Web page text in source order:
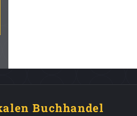
Buchhandel